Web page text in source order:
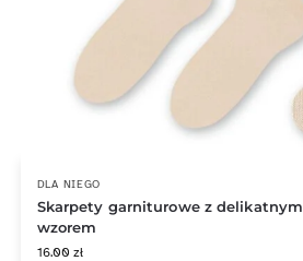
DLA NIEGO
Skarpety garniturowe z delikatnym
wzorem
16.00zł